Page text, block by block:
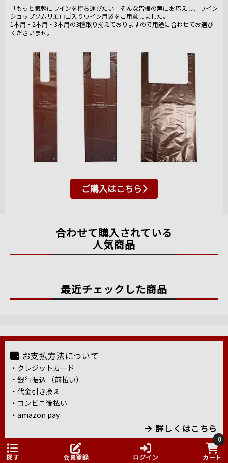
「もっと気軽にワインを持ち運びたい」そんな皆様の声にお応えし、ワイン
ショップソムリエロゴ入りワイン用袋をご用意しました。
1本用・2本用・3本用の3種取り揃えておりますので用途に合わせてお選び
くださいませ。
ご購入はこちら
合わせて購入されている
人気商品
最近チェックした商品
探す 会員登録 ログイン
0
カート
お支払方法について
・クレジットカード
・銀行振込 （前払い）
・代金引き換え
・コンビニ後払い
・amazon pay
詳しくはこちら
配送・送料について